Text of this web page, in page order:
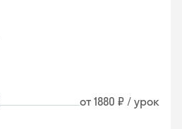
от 1880 ₽ / урок